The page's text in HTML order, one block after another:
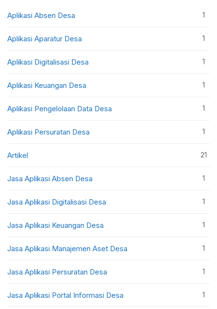
Aplikasi Absen Desa 1
Aplikasi Aparatur Desa 1
Aplikasi Digitalisasi Desa 1
Aplikasi Keuangan Desa 1
Aplikasi Pengelolaan Data Desa 1
Aplikasi Persuratan Desa 1
Artikel 21
Jasa Aplikasi Absen Desa 1
Jasa Aplikasi Digitalisasi Desa 1
Jasa Aplikasi Keuangan Desa 1
Jasa Aplikasi Manajemen Aset Desa 1
Jasa Aplikasi Persuratan Desa 1
Jasa Aplikasi Portal Informasi Desa 1